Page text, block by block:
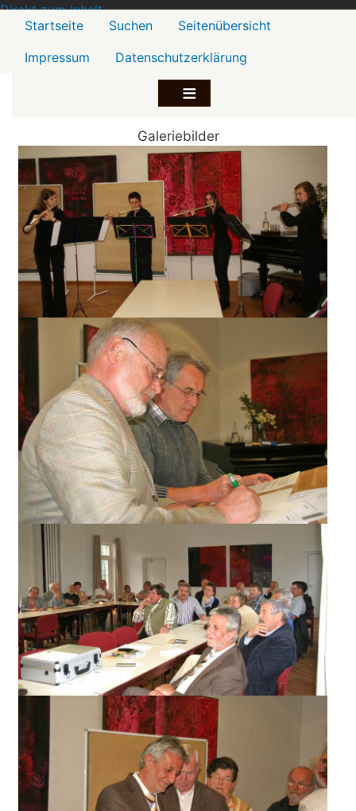
Direkt zum Inhalt
Menü2
Startseite Suchen
Seitenübersicht
Impressum
Datenschutzerklärung
Galeriebilder